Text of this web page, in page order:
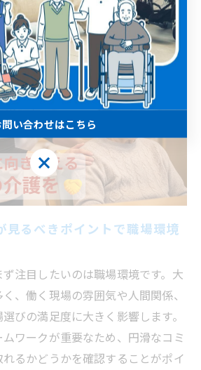
見るべきポイントで職場環境
注目したいのは職場環境です。大
、働く現場の雰囲気や人間関係、
びの満足度に大きく影響します。
ワークが重要なため、円滑なコミ
るかどうかを確認することがポイ
い合わせはこちら
問い合わせはこちら